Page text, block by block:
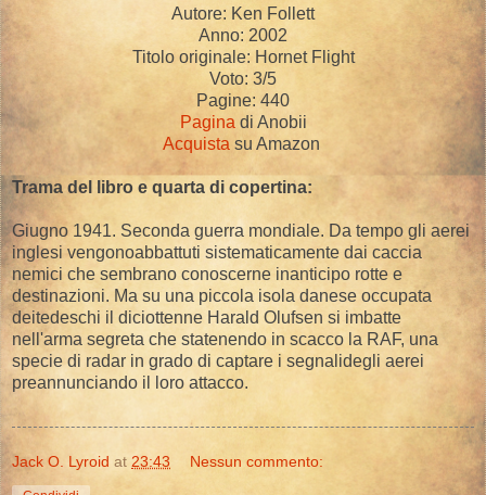
Autore: Ken Follett
Anno: 2002
Titolo originale: Hornet Flight
Voto: 3/5
Pagine: 440
Pagina di Anobii
Acquista su Amazon
Trama del libro e quarta di copertina:
Giugno 1941. Seconda guerra mondiale. Da tempo gli aerei
inglesi vengonoabbattuti sistematicamente dai caccia
nemici che sembrano conoscerne inanticipo rotte e
destinazioni. Ma su una piccola isola danese occupata
deitedeschi il diciottenne Harald Olufsen si imbatte
nell'arma segreta che statenendo in scacco la RAF, una
specie di radar in grado di captare i segnalidegli aerei
preannunciando il loro attacco.
Jack O. Lyroid at 23:43 Nessun commento: